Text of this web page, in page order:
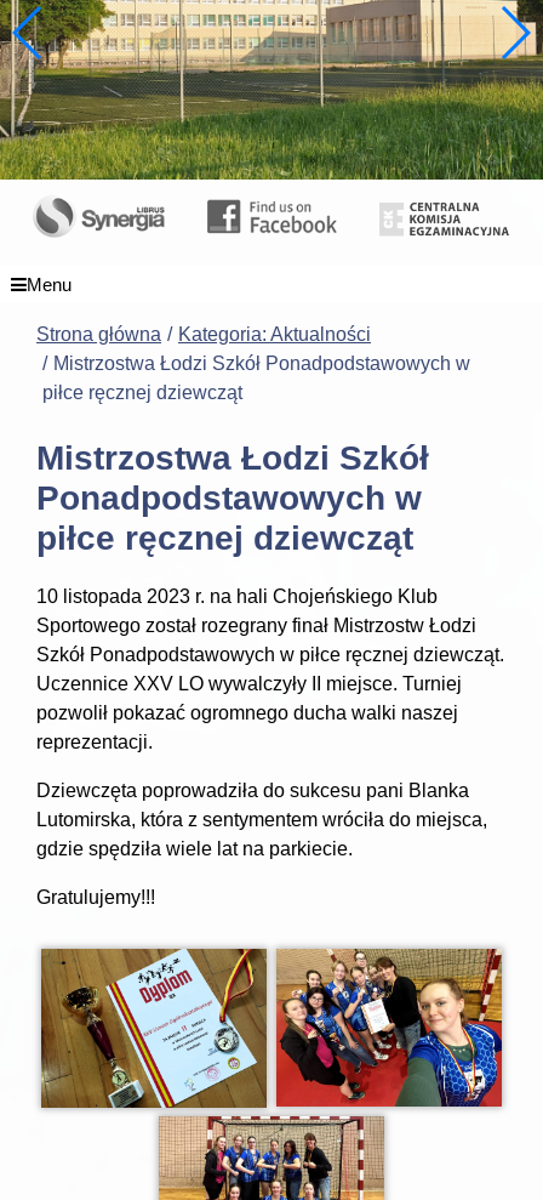
Menu
Strona główna
Kategoria: Aktualności
Mistrzostwa Łodzi Szkół Ponadpodstawowych w
piłce ręcznej dziewcząt
Mistrzostwa Łodzi Szkół
Ponadpodstawowych w
piłce ręcznej dziewcząt
10 listopada 2023 r. na hali Chojeńskiego Klub
Sportowego został rozegrany finał Mistrzostw Łodzi
Szkół Ponadpodstawowych w piłce ręcznej dziewcząt.
Uczennice XXV LO wywalczyły II miejsce. Turniej
pozwolił pokazać ogromnego ducha walki naszej
reprezentacji.
Dziewczęta poprowadziła do sukcesu pani Blanka
Lutomirska, która z sentymentem wróciła do miejsca,
gdzie spędziła wiele lat na parkiecie.
Gratulujemy!!!